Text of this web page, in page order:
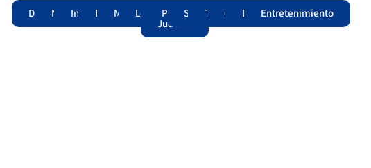
Destacadas
NacionalInternacional
EdomexMunicipiosLegislatura
Poder
Judicial
SeguridadTrámites
OpiniónLomitosEntretenimiento